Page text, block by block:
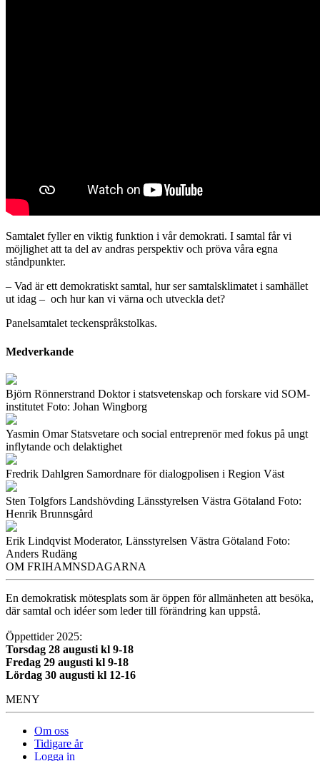
Samtalet fyller en viktig funktion i vår demokrati. I samtal får vi
möjlighet att ta del av andras perspektiv och pröva våra egna
ståndpunkter.
– Vad är ett demokratiskt samtal, hur ser samtalsklimatet i samhället
ut idag – och hur kan vi värna och utveckla det?
Panelsamtalet teckenspråkstolkas.
Medverkande
Björn Rönnerstrand Doktor i statsvetenskap och forskare vid SOM-
institutet Foto: Johan Wingborg
Yasmin Omar Statsvetare och social entreprenör med fokus på ungt
inflytande och delaktighet
Fredrik Dahlgren Samordnare för dialogpolisen i Region Väst
Sten Tolgfors Landshövding Länsstyrelsen Västra Götaland Foto:
Henrik Brunnsgård
Erik Lindqvist Moderator, Länsstyrelsen Västra Götaland Foto:
Anders Rudäng
OM FRIHAMNSDAGARNA
En demokratisk mötesplats som är öppen för allmänheten att besöka,
där samtal och idéer som leder till förändring kan uppstå.
Öppettider 2025:
Torsdag 28 augusti kl 9-18
Fredag 29 augusti kl 9-18
Lördag 30 augusti kl 12-16
MENY
Om oss
Tidigare år
Logga in